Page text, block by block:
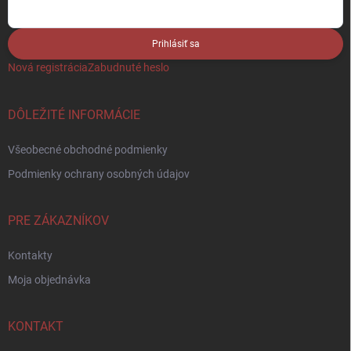
Prihlásiť sa
Nová registráciaZabudnuté heslo
DÔLEŽITÉ INFORMÁCIE
Všeobecné obchodné podmienky
Podmienky ochrany osobných údajov
PRE ZÁKAZNÍKOV
Kontakty
Moja objednávka
KONTAKT